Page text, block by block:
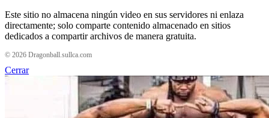
Este sitio no almacena ningún video en sus servidores ni enlaza
directamente; solo comparte contenido almacenado en sitios
dedicados a compartir archivos de manera gratuita.
© 2026 Dragonball.sullca.com
Cerrar